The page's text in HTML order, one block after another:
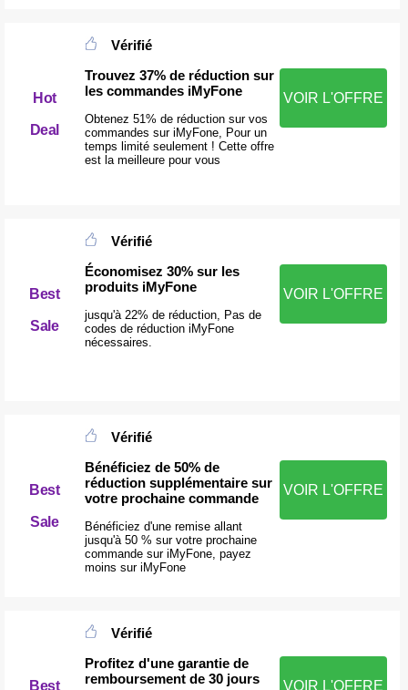
Hot
Deal
Vérifié
Trouvez 37% de réduction sur
les commandes iMyFone
Obtenez 51% de réduction sur vos
commandes sur iMyFone, Pour un
temps limité seulement ! Cette offre
est la meilleure pour vous
VOIR L'OFFRE
Best
Sale
Vérifié
Économisez 30% sur les
produits iMyFone
jusqu'à 22% de réduction, Pas de
codes de réduction iMyFone
nécessaires.
VOIR L'OFFRE
Best
Sale
Vérifié
Bénéficiez de 50% de
réduction supplémentaire sur
votre prochaine commande
Bénéficiez d'une remise allant
jusqu'à 50 % sur votre prochaine
commande sur iMyFone, payez
moins sur iMyFone
VOIR L'OFFRE
Best
Vérifié
Profitez d'une garantie de
remboursement de 30 jours
VOIR L'OFFRE